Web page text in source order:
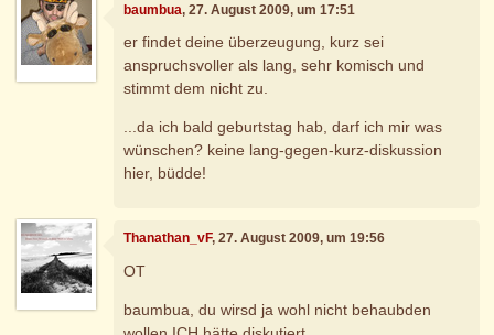
baumbua, 27. August 2009, um 17:51
er findet deine überzeugung, kurz sei
anspruchsvoller als lang, sehr komisch und
stimmt dem nicht zu.
...da ich bald geburtstag hab, darf ich mir was
wünschen? keine lang-gegen-kurz-diskussion
hier, büdde!
Thanathan_vF, 27. August 2009, um 19:56
OT
baumbua, du wirsd ja wohl nicht behaubden